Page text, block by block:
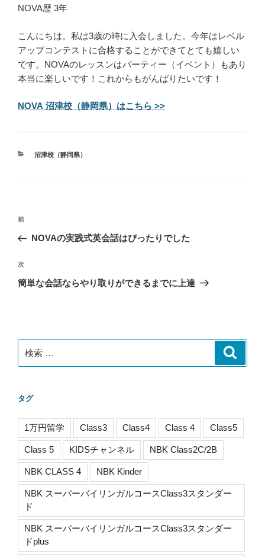
NOVA歴 3年
こんにちは。私は3歳の時に入会しました。今年はレベル
アップコンテストに合格することができてとても嬉しい
です。NOVAのレッスンはパーティー（イベント）もあり
本当に楽しいです！これからもがんばりたいです！
NOVA 沼津校（静岡県）はこちら >>
カ
沼津校（静岡県）
投
ナ
ビ
ゲ
ン
過
去
投
稿
前
NOVAの実践式英会話はぴったりでした
次
の
次
簡単な会話ならやり取りができるまでに上達
索:
タグ
1万円留学 Class3 Class4 Class 4 Class5
Class 5 KIDSチャンネル NBK Class2C/2B
NBK CLASS 4 NBK Kinder
NBK スーパーバイリンガルコースClass3スタンダー
ド
NBK スーパーバイリンガルコースClass3スタンダー
ドplus